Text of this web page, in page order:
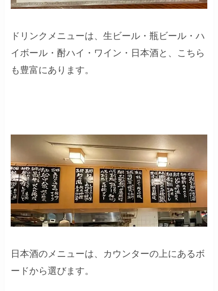
ドリンクメニューは、生ビール・瓶ビール・ハ
イボール・酎ハイ・ワイン・日本酒と、こちら
も豊富にあります。
日本酒のメニューは、カウンターの上にあるボ
ードから選びます。